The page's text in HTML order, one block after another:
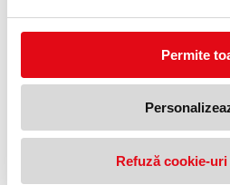
Permite
Refuză cookie-